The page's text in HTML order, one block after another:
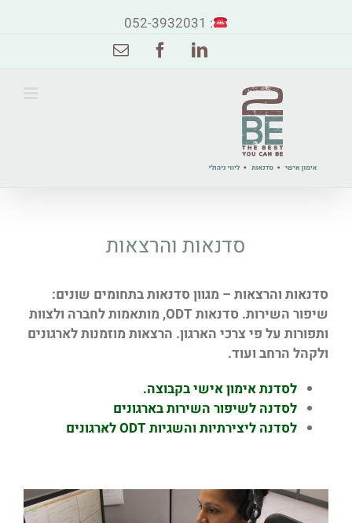
: 052-3932031
Linkedin
Facebook
Email
סדנאות והרצאות
סדנאות והרצאות – מגוון סדנאות בתחומים שונים:
שיפור השירות. סדנאות ODT, מותאמות לחברה ולצוות
ותפורות על פי צרכי הארגון. הרצאות מוזמנות לארגונים
ולקהל הרחב ועוד.
לסדנת אימון אישי בקבוצה.
לסדנה לשיפור השירות בארגונים
לסדנה ליצירתיות והשגיות ODT לארגונים